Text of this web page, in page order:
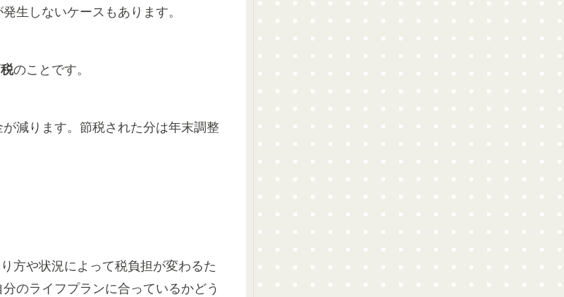
生しないケースもあります。
のことです。
減ります。節税された分は年末調整
方や状況によって税負担が変わるた
のライフプランに合っているかどう